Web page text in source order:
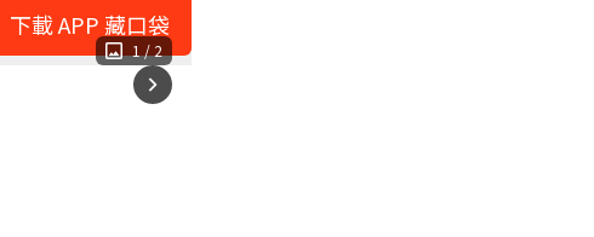
1 / 2
下載 APP 藏口袋